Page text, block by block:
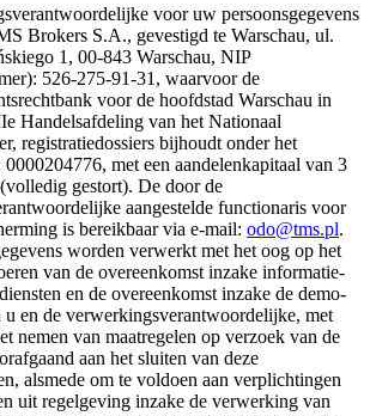
voor uw persoonsgegevens
Brokers S.A., gevestigd te Warschau, ul.
1, 00-843 Warschau, NIP
526-275-91-31, waarvoor de
voor de hoofdstad Warschau in
Handelsafdeling van het Nationaal
registratiedossiers bijhoudt onder het
met een aandelenkapitaal van 3
gestort). De door de
aangestelde functionaris voor
is bereikbaar via e-mail: odo@tms.pl.
worden verwerkt met het oog op het
van de overeenkomst inzake informatie-
en de overeenkomst inzake de demo-
u en de verwerkingsverantwoordelijke, met
nemen van maatregelen op verzoek van de
aan het sluiten van deze
alsmede om te voldoen aan verplichtingen
uit regelgeving inzake de verwerking van